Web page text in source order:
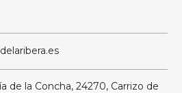
de la Concha, 24270, Carrizo de